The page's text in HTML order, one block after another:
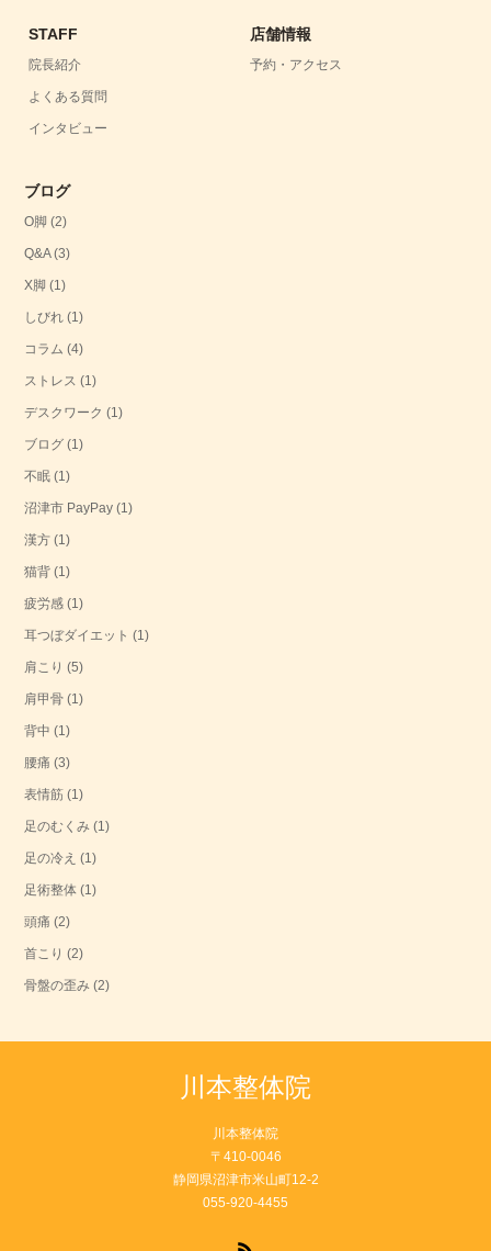
STAFF
院長紹介
よくある質問
インタビュー
店舗情報
予約・アクセス
ブログ
O脚 (2)
Q&A(3)
X脚 (1)
しびれ (1)
コラム (4)
ストレス (1)
デスクワーク (1)
ブログ (1)
不眠 (1)
沼津市 PayPay (1)
漢方 (1)
猫背 (1)
疲労感 (1)
耳つぼダイエット (1)
肩こり (5)
肩甲骨 (1)
背中 (1)
腰痛 (3)
表情筋 (1)
足のむくみ (1)
足の冷え (1)
足術整体 (1)
頭痛 (2)
首こり (2)
骨盤の歪み (2)
川本整体院
川本整体院
〒410-0046
静岡県沼津市米山町12-2
055-920-4455